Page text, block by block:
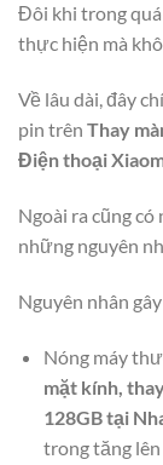
Đôi khi trong
thực hiện mà
Về lâu dài, đây
pin trên Thay
Điện thoại
Ngoài ra cũng
những nguyên
Nguyên nhân
Nóng máy
mặt kính,
128GB tại
trong tăng lên